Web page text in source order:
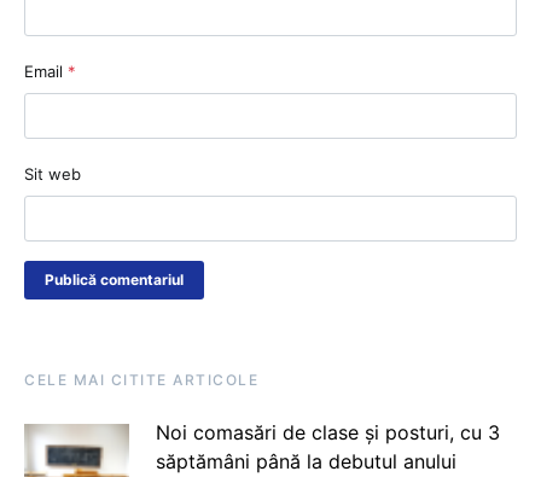
Email *
Sit web
CELE MAI CITITE ARTICOLE
Noi comasări de clase și posturi, cu 3
săptămâni până la debutul anului